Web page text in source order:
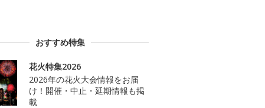
おすすめ特集
花火特集2026
2026年の花火大会情報をお届
け！開催・中止・延期情報も掲
載